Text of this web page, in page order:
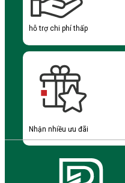
hỗ trợ chi phí thấp
Nhận nhiều ưu đãi